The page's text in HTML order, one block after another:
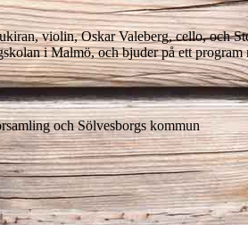
violin, Oskar Valeberg, cello, och
i Malmö, och bjuder på ett program
och Sölvesborgs kommun